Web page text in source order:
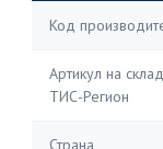
Код
Артикул на
ТИС-Регион
Страна